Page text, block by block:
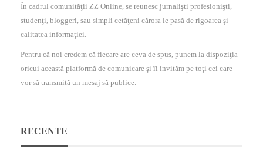
În cadrul comunităţii ZZ Online, se reunesc jurnalişti profesionişti,
studenţi, bloggeri, sau simpli cetăţeni cărora le pasă de rigoarea şi
calitatea informaţiei.
Pentru că noi credem că fiecare are ceva de spus, punem la dispoziţia
oricui această platformă de comunicare şi îi invităm pe toţi cei care
vor să transmită un mesaj să publice.
RECENTE